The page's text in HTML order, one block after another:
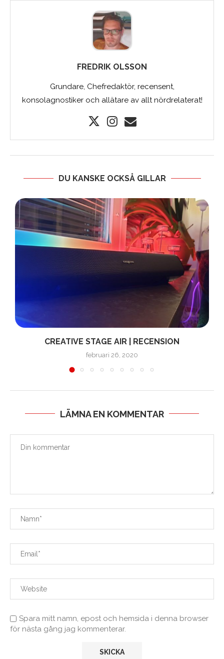
FREDRIK OLSSON
Grundare, Chefredaktör, recensent,
konsolagnostiker och allätare av allt nördrelaterat!
DU KANSKE OCKSÅ GILLAR
CREATIVE STAGE AIR | RECENSION
februari 26, 2020
LÄMNA EN KOMMENTAR
Spara mitt namn, epost och hemsida i denna browser
för nästa gång jag kommenterar.